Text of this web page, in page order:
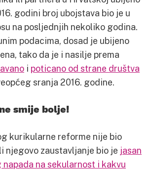
godini broj ubojstava bio je u
na posljednjih nekoliko godina.
podacima, dosad je ubijeno
tako da je i nasilje prema
i poticano od strane društva
sranja 2016. godine.
smije bolje!
kurikularne reforme nije bio
njegovo zaustavljanje bio je jasan
na sekularnost i kakvu